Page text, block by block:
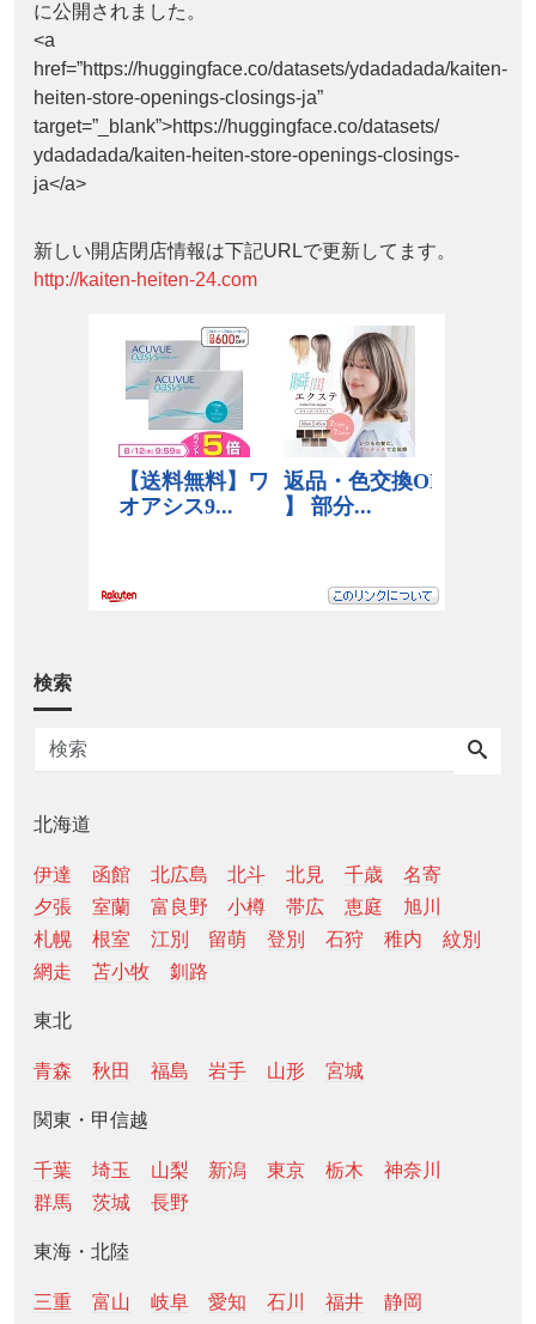
に公開されました。
<a
href=”https://huggingface.co/datasets/ydadadada/kaiten-
heiten-store-openings-closings-ja”
target=”_blank”>https://huggingface.co/datasets/
ydadadada/kaiten-heiten-store-openings-closings-
ja</a>
新しい開店閉店情報は下記URLで更新してます。
http://kaiten-heiten-24.com
検索
北海道
伊達 函館 北広島 北斗 北見 千歳
名寄
夕張
室蘭 富良野 小樽 帯広 恵庭
旭川
札幌
根室 江別 留萌 登別 石狩 稚内
紋別
網走
苫小牧 釧路
東北
青森 秋田 福島 岩手 山形 宮城
関東・甲信越
千葉 埼玉 山梨 新潟 東京 栃木
神奈川
群馬
茨城 長野
東海・北陸
三重 富山 岐阜 愛知 石川 福井 静岡